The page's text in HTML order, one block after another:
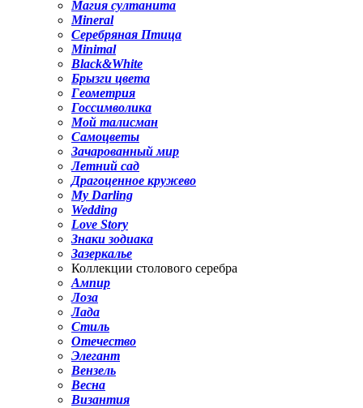
Магия султанита
Mineral
Серебряная Птица
Minimal
Black&White
Брызги цвета
Геометрия
Госсимволика
Мой талисман
Самоцветы
Зачарованный мир
Летний сад
Драгоценное кружево
My Darling
Wedding
Love Story
Знаки зодиака
Зазеркалье
Коллекции столового серебра
Ампир
Лоза
Лада
Стиль
Отечество
Элегант
Вензель
Весна
Византия